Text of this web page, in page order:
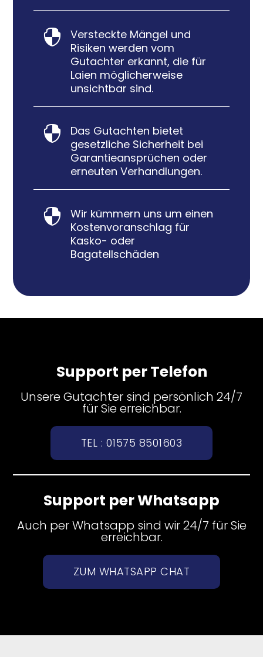

Versteckte Mängel und
Risiken werden vom
Gutachter erkannt, die für
Laien möglicherweise
unsichtbar sind.

Das Gutachten bietet
gesetzliche Sicherheit bei
Garantieansprüchen oder
erneuten Verhandlungen.

Wir kümmern uns um einen
Kostenvoranschlag für
Kasko- oder
Bagatellschäden
Support per Telefon
Unsere Gutachter sind persönlich 24/7
für Sie erreichbar.
TEL : 01575 8501603
Support per Whatsapp
Auch per Whatsapp sind wir 24/7 für Sie
erreichbar.
ZUM WHATSAPP CHAT